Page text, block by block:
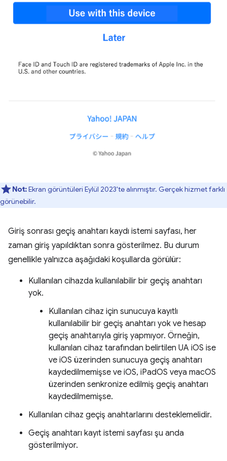
Not:Ekran görüntüleri Eylül 2023'te alınmıştır. Gerçek hizmet farklı
görünebilir.
Giriş sonrası geçiş anahtarı kaydı istemi sayfası, her
zaman giriş yapıldıktan sonra gösterilmez. Bu durum
genellikle yalnızca aşağıdaki koşullarda görülür:
Kullanılan cihazda kullanılabilir bir geçiş anahtarı
yok.
Kullanılan cihaz için sunucuya kayıtlı
kullanılabilir bir geçiş anahtarı yok ve hesap
geçiş anahtarıyla giriş yapmıyor. Örneğin,
kullanılan cihaz tarafından belirtilen UA iOS ise
ve iOS üzerinden sunucuya geçiş anahtarı
kaydedilmemişse ve iOS, iPadOS veya macOS
üzerinden senkronize edilmiş geçiş anahtarı
kaydedilmemişse.
Kullanılan cihaz geçiş anahtarlarını desteklemelidir.
Geçiş anahtarı kayıt istemi sayfası şu anda
gösterilmiyor.